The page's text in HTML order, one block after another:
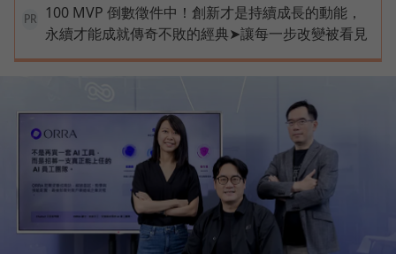
PR
100 MVP 倒數徵件中！創新才是持續成長的動能，
永續才能成就傳奇不敗的經典➤讓每一步改變被看見